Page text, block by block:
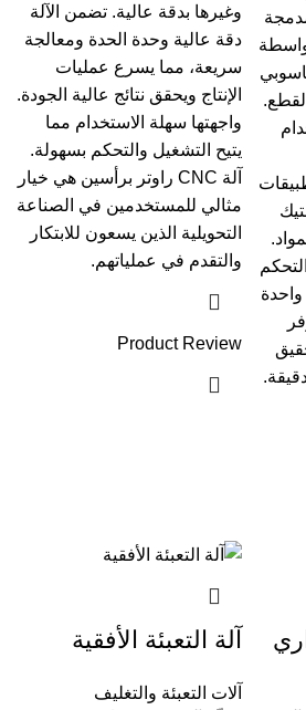
وغيرها بدقة عالية. تضمن الآلة
دقة عالية وحدة الحدة ومعالجة
سريعة، مما يسرع عمليات
الإنتاج ويحقق نتائج عالية الجودة.
واجهتها سهلة الاستخدام مما
يتيح التشغيل والتحكم بسهولة.
آلة CNC راوتر برأسين هي خيار
مثالي للمستخدمين في الصناعة
التحويلية الذين يسعون للابتكار
والتقدم في عملياتهم.
Product Review
آلة التعبئة الأفقية
آلات التعبئة والتغليف